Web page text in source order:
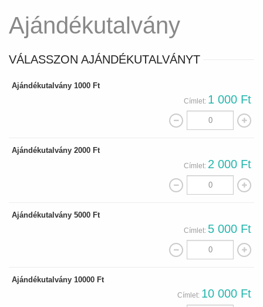
Ajándékutalvány
VÁLASSZON AJÁNDÉKUTALVÁNYT
Ajándékutalvány 1000 Ft
Címlet: 1 000 Ft
Ajándékutalvány 2000 Ft
Címlet: 2 000 Ft
Ajándékutalvány 5000 Ft
Címlet: 5 000 Ft
Ajándékutalvány 10000 Ft
Címlet: 10 000 Ft